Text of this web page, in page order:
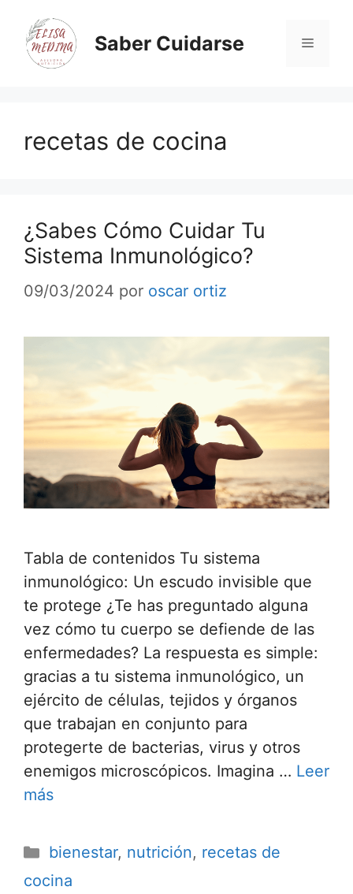
Saber Cuidarse
recetas de cocina
¿Sabes Cómo Cuidar Tu
Sistema Inmunológico?
09/03/2024 por oscar ortiz
Tabla de contenidos Tu sistema
inmunológico: Un escudo invisible que
te protege ¿Te has preguntado alguna
vez cómo tu cuerpo se defiende de las
enfermedades? La respuesta es simple:
gracias a tu sistema inmunológico, un
ejército de células, tejidos y órganos
que trabajan en conjunto para
protegerte de bacterias, virus y otros
enemigos microscópicos. Imagina … Leer
más
bienestar, nutrición, recetas de
cocina